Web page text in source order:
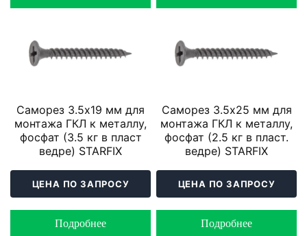
Саморез 3.5х19 мм для
монтажа ГКЛ к металлу,
фосфат (3.5 кг в пласт
ведре) STARFIX
ЦЕНА ПО ЗАПРОСУ
Подробнее
Саморез 3.5х25 мм для
монтажа ГКЛ к металлу,
фосфат (2.5 кг в пласт.
ведре) STARFIX
ЦЕНА ПО ЗАПРОСУ
Подробнее